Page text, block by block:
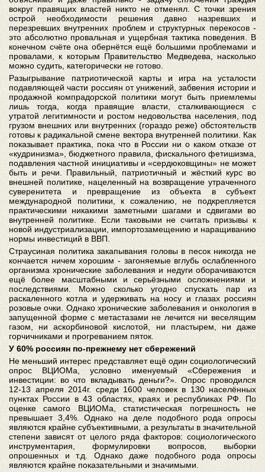
вокруг правящих властей никто не отменял. С точки зрения
острой необходимости решения давно назревших и
перезревших внутренних проблем и структурных перекосов -
это абсолютно провальная и ущербная тактика поведения. В
конечном счёте она обернётся ещё большими проблемами и
провалами, к которым Правительство Медведева, насколько
можно судить, категорически не готово.
Разыгрывание патриотической карты и игра на усталости
подавляющей части россиян от унижений, забвения истории и
продажной компрадорской политики могут быть приемлемы
лишь тогда, когда правящие власти, сталкивающиеся с
утратой легитимности и ростом недовольства населения, под
грузом внешних или внутренних (гораздо реже) обстоятельств
готовы к радикальной смене вектора внутренней политики. Как
показывает практика, пока что в России ни о каком отказе от
«кудринизма», бюджетного правила, фискального фетишизма,
подавления частной инициативы и «сердюковщины» не может
быть и речи. Правильный, патриотичный и жёсткий курс во
внешней политике, нацеленный на возвращение утраченного
суверенитета и превращение из объекта в субъект
международной политики, к сожалению, не подкрепляется
практическими никакими заметными шагами и сдвигами во
внутренней политике. Если таковыми не считать призывы к
новой индустриализации, импортозамещению и наращиванию
нормы инвестиций в ВВП.
Страусиная политика закапывания головы в песок никогда не
кончается ничем хорошим - загоняемые вглубь ослабленного
организма хронические заболевания и недуги оборачиваются
ещё более масштабными и серьёзными осложнениями и
последствиями. Можно сколько угодно спускать пар из
раскаленного котла и удерживать на носу и глазах россиян
розовые очки. Однако хронические заболевания и онкология в
запущенной форме с метастазами не лечится ни веселящим
газом, ни аскорбиновой кислотой, ни пластырем, ни даже
горчичниками и прогреванием пяток.
У 60% россиян по-прежнему нет сбережений
Не меньший интерес представляет ещё один социологический
опрос ВЦИОМа, условно именуемый «Сбережения и
инвестиции: во что вкладывать деньги?». Опрос проводился
12-13 апреля 2014г. среди 1600 человек в 130 населённых
пунктах России в 43 областях, краях и республиках РФ. По
оценке самого ВЦИОМа, статистическая погрешность не
превышает 3,4%. Однако на деле подобного рода опросы
являются крайне субъективными, а результаты в значительной
степени зависят от целого ряда факторов: социологического
инструментария, формулировки вопросов, выборки
опрошенных и т.д. Однако даже подобного рода опросы
являются крайне показательными и значимыми.